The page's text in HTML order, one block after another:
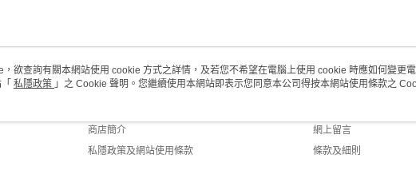
關於我們
商店簡介
私隱政策及網站使用條款
客戶服務
網上留言
條款及細則
欲查詢有關本網站使用 cookie 方式之詳情，及若您不希望在電腦上使用 cookie 時應如何變更
私隱政策 」之 Cookie 聲明。您繼續使用本網站即表示您同意本公司得按本網站使用條款之